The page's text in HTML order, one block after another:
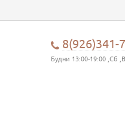
8(926)341-
Будни 13:00-19:00 ,Сб